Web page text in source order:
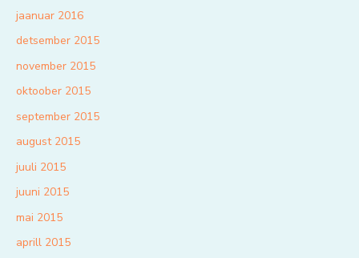
jaanuar 2016
detsember 2015
november 2015
oktoober 2015
september 2015
august 2015
juuli 2015
juuni 2015
mai 2015
aprill 2015